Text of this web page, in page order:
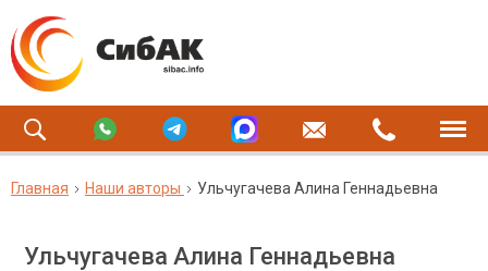
Главная Наши авторы Ульчугачева Алина Геннадьевна
Ульчугачева Алина Геннадьевна